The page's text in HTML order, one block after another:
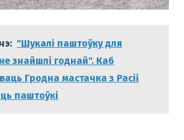
"Шукалі паштоўку для
знайшлі годнай". Каб
Гродна мастачка з Расіі
паштоўкі